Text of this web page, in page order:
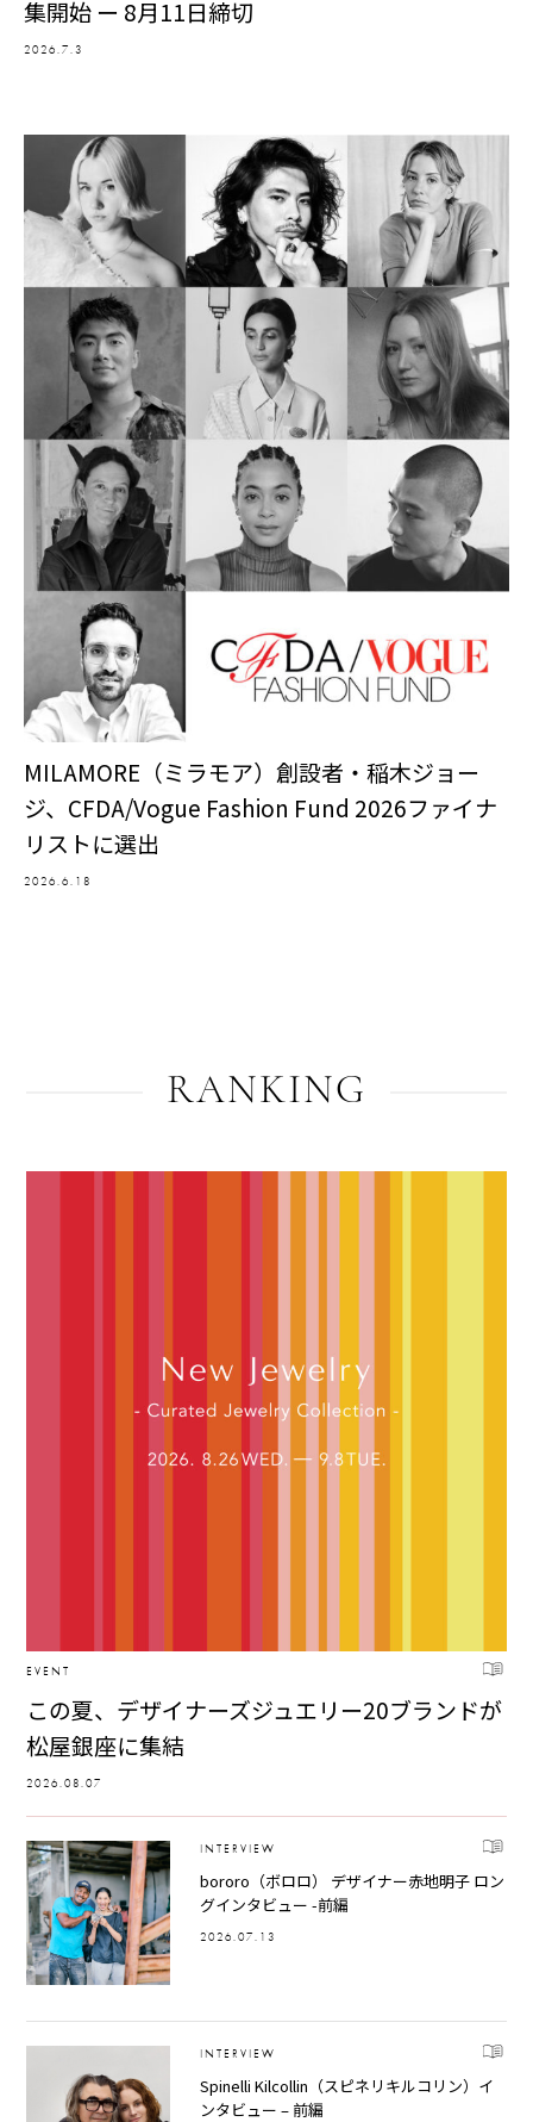
集開始 ー 8月11日締切
2026.7.3
MILAMORE（ミラモア）創設者・稲木ジョー
ジ、CFDA/Vogue Fashion Fund 2026ファイナ
リストに選出
2026.6.18
RANKING
EVENT
この夏、デザイナーズジュエリー20ブランドが
松屋銀座に集結
2026.08.07
INTERVIEW
bororo（ボロロ） デザイナー赤地明子 ロン
グインタビュー -前編
2026.07.13
INTERVIEW
Spinelli Kilcollin（スピネリキルコリン）イ
ンタビュー – 前編